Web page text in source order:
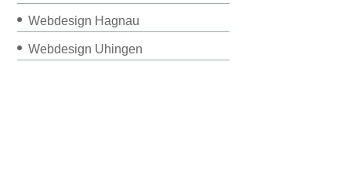
Webdesign Hagnau
Webdesign Uhingen